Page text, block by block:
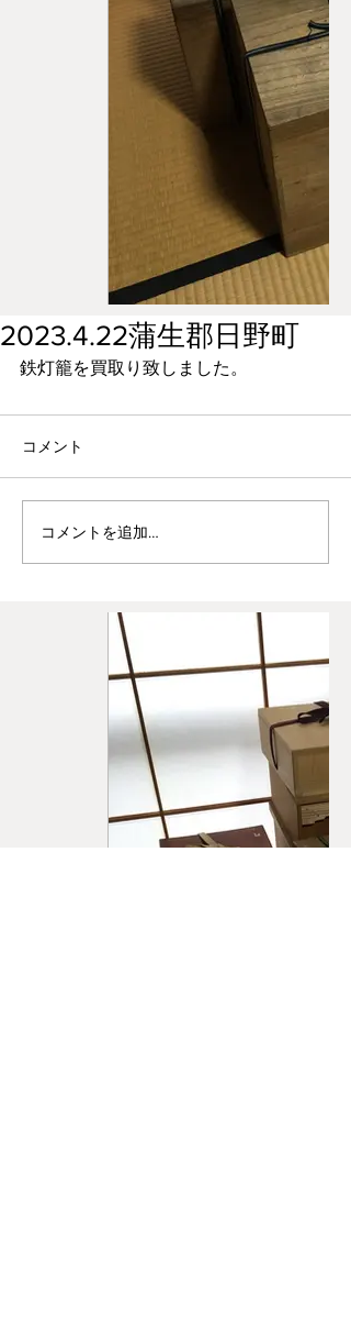
2023.4.22蒲生郡日野町
鉄灯籠を買取り致しました。
コメント
コメントを追加…